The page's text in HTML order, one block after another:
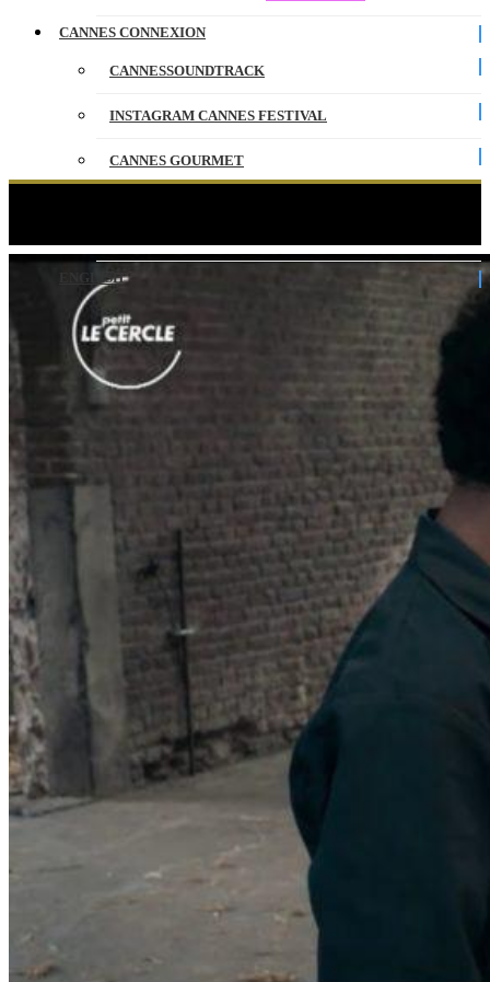
CANNES CONNEXION
CANNESSOUNDTRACK
INSTAGRAM CANNES FESTIVAL
CANNES GOURMET
ENGLISH